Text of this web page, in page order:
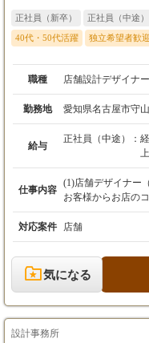
正社員（新卒） 正社員（中途）
40代・50代活躍 独立希望者歓迎
職種 店舗設計デザイナ
勤務地 愛知県名古屋市守
給与
正社員（中途）：
上
仕事内容
(1)店舗デザイナー
お客様からお店の
CGパース プレゼ
外・国内遠方にも
方向性・デザイン
っていきます。 工事中も現場にでむき、イメージ通りか、指示通
りに仕上がっているか
理 現場監督は、材
対応案件 店舗
気になる
設計事務所